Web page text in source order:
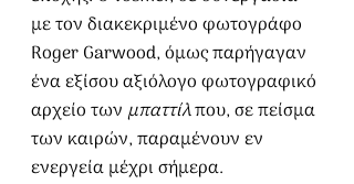
με τον διακεκριμένο φωτογράφο
Roger Garwood, όμως παρήγαγαν
ένα εξίσου αξιόλογο φωτογραφικό
αρχείο των μπαττίλ που, σε πείσμα
των καιρών, παραμένουν εν
ενεργεία μέχρι σήμερα.